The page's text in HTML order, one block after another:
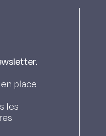
place
les